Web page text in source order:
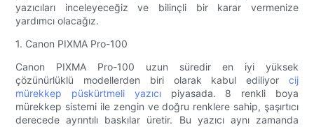
yazıcıları inceleyeceğiz ve bilinçli bir karar vermenize
yardımcı olacağız.
1. Canon PIXMA Pro-100
Canon PIXMA Pro-100 uzun süredir en iyi yüksek
çözünürlüklü modellerden biri olarak kabul ediliyor cij
mürekkep püskürtmeli yazıcı piyasada. 8 renkli boya
mürekkep sistemi ile zengin ve doğru renklere sahip, şaşırtıcı
derecede ayrıntılı baskılar üretir. Bu yazıcı aynı zamanda